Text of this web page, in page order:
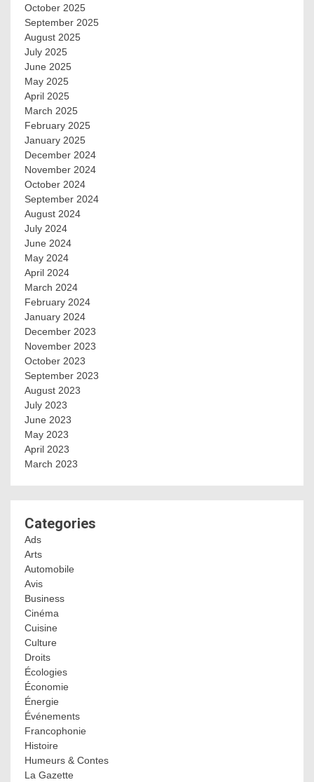
October 2025
September 2025
August 2025
July 2025
June 2025
May 2025
April 2025
March 2025
February 2025
January 2025
December 2024
November 2024
October 2024
September 2024
August 2024
July 2024
June 2024
May 2024
April 2024
March 2024
February 2024
January 2024
December 2023
November 2023
October 2023
September 2023
August 2023
July 2023
June 2023
May 2023
April 2023
March 2023
Categories
Ads
Arts
Automobile
Avis
Business
Cinéma
Cuisine
Culture
Droits
Écologies
Économie
Énergie
Événements
Francophonie
Histoire
Humeurs & Contes
La Gazette